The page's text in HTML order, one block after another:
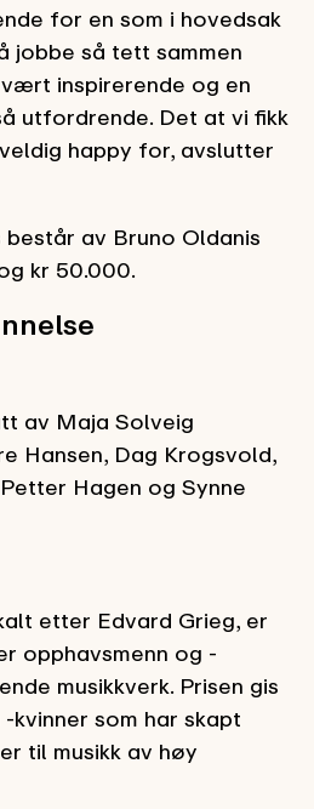
for en som i hovedsak
jobbe så tett sammen
inspirerende og en
utfordrende. Det at vi fikk
happy for, avslutter
av Bruno Oldanis
kr 50.000.
av Maja Solveig
Hansen, Dag Krogsvold,
Hagen og Synne
etter Edvard Grieg, er
opphavsmenn og -
musikkverk. Prisen gis
kvinner som har skapt
til musikk av høy